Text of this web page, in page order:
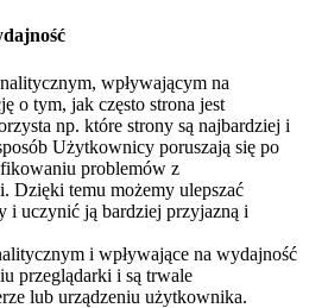
wpływającym na
o tym, jak często strona jest
np. które strony są najbardziej i
Użytkownicy poruszają się po
problemów z
Dzięki temu możemy ulepszać
i uczynić ją bardziej przyjazną i
i wpływające na wydajność
przeglądarki i są trwale
lub urządzeniu użytkownika.